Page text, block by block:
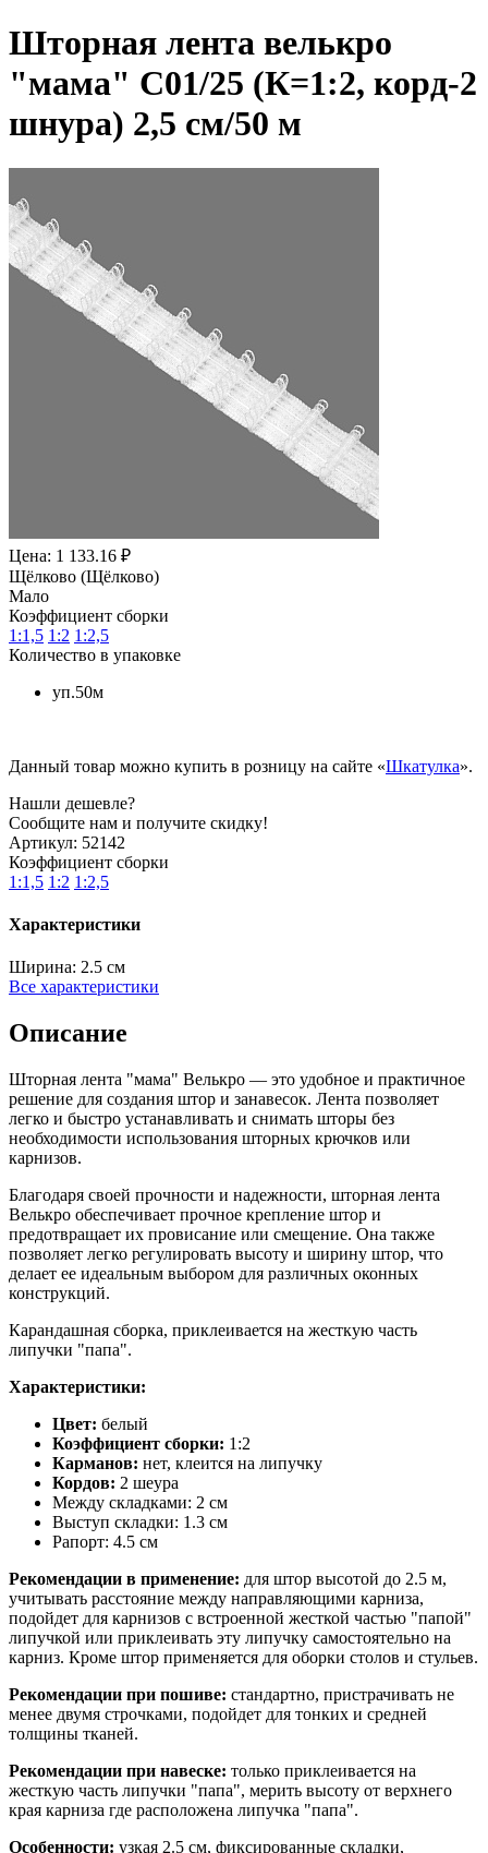
Шторная лента велькро
"мама" С01/25 (К=1:2, корд-2
шнура) 2,5 см/50 м
Цена: 1 133.16 ₽
Щёлково (Щёлково)
Мало
Коэффициент сборки
1:1,5 1:2 1:2,5
Количество в упаковке
уп.50м
Данный товар можно купить в розницу на сайте «Шкатулка».
Нашли дешевле?
Сообщите нам и получите скидку!
Артикул: 52142
Коэффициент сборки
1:1,5 1:2 1:2,5
Характеристики
Ширина: 2.5 см
Все характеристики
Описание
Шторная лента "мама" Велькро — это удобное и практичное
решение для создания штор и занавесок. Лента позволяет
легко и быстро устанавливать и снимать шторы без
необходимости использования шторных крючков или
карнизов.
Благодаря своей прочности и надежности, шторная лента
Велькро обеспечивает прочное крепление штор и
предотвращает их провисание или смещение. Она также
позволяет легко регулировать высоту и ширину штор, что
делает ее идеальным выбором для различных оконных
конструкций.
Карандашная сборка, приклеивается на жесткую часть
липучки "папа".
Характеристики:
Цвет: белый
Коэффициент сборки: 1:2
Карманов: нет, клеится на липучку
Кордов: 2 шеура
Между складками: 2 см
Выступ складки: 1.3 см
Рапорт: 4.5 см
Рекомендации в применение: для штор высотой до 2.5 м,
учитывать расстояние между направляющими карниза,
подойдет для карнизов с встроенной жесткой частью "папой"
липучкой или приклеивать эту липучку самостоятельно на
карниз. Кроме штор применяется для оборки столов и стульев.
Рекомендации при пошиве: стандартно, пристрачивать не
менее двумя строчками, подойдет для тонких и средней
толщины тканей.
Рекомендации при навеске: только приклеивается на
жесткую часть липучки "папа", мерить высоту от верхнего
края карниза где расположена липучка "папа".
Особенности: узкая 2.5 см, фиксированные складки,